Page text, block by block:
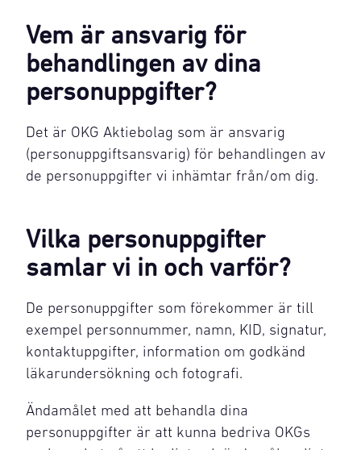
Vem är ansvarig för
behandlingen av dina
personuppgifter?
Det är OKG Aktiebolag som är ansvarig
(personuppgiftsansvarig) för behandlingen av
de personuppgifter vi inhämtar från/om dig.
Vilka personuppgifter
samlar vi in och varför?
De personuppgifter som förekommer är till
exempel personnummer, namn, KID, signatur,
kontaktuppgifter, information om godkänd
läkarundersökning och fotografi.
Ändamålet med att behandla dina
personuppgifter är att kunna bedriva OKGs